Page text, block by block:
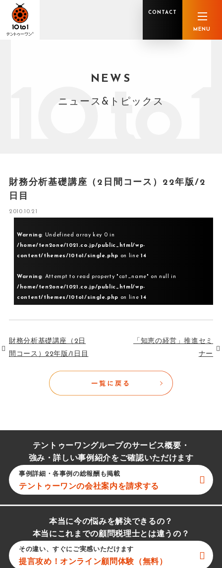
税理士業務
社会保険労務士業務 不動産鑑定士業務 行政書士業務
私たちの軌跡 グループ概要
CONTACT
MENU
NEWS
ニュース&トピックス
財務分析基礎講座（2日間コース）22年版/2
日目
2010.10.21
Warning: Undefined array key 0 in
/home/ten2one/1021.co.jp/public_html/wp-
content/themes/10to1/single.php on line 14
Warning: Attempt to read property "cat_name" on null in
/home/ten2one/1021.co.jp/public_html/wp-
content/themes/10to1/single.php on line 14
財務分析基礎講座（2日
間コース）22年版/1日目
「知恵の経営」推進セミ
ナー
テントゥーワングループのサービス概要・
強み・詳しい事例紹介をご確認いただけます
事例詳細・各事例の総報酬も掲載
テントゥーワンの会社案内を請求する
本当に今の悩みを解決できるの？
本当にこれまでの顧問税理士とは違うの？
その違い、すぐにご実感いただけます
提言攻め！オンライン顧問体験（無料）